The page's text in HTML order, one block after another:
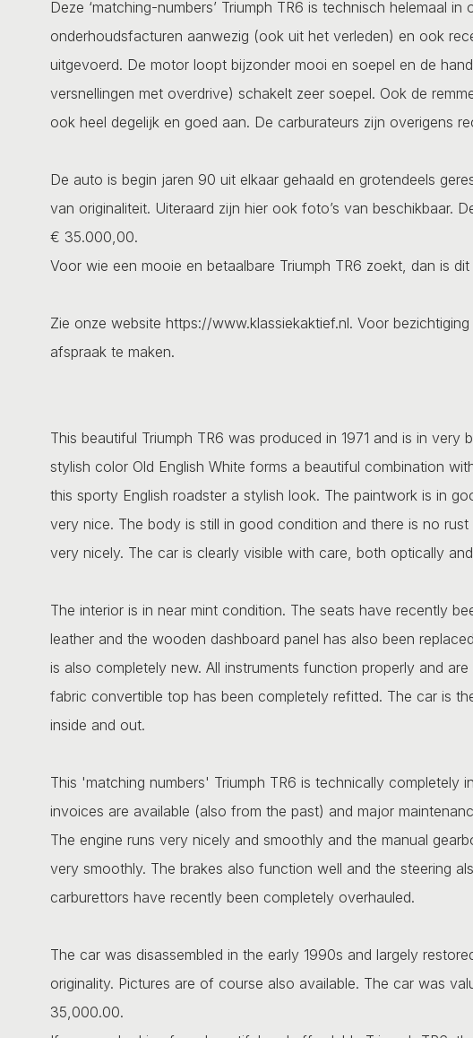
Deze ‘matching-numbers’ Triumph TR6 is technisch helemaal in
onderhoudsfacturen aanwezig (ook uit het verleden) en ook
uitgevoerd. De motor loopt bijzonder mooi en soepel en de
versnellingen met overdrive) schakelt zeer soepel. Ook de
ook heel degelijk en goed aan. De carburateurs zijn overigens
De auto is begin jaren 90 uit elkaar gehaald en grotendeels
van originaliteit. Uiteraard zijn hier ook foto’s van beschikbaar.
€ 35.000,00.
Voor wie een mooie en betaalbare Triumph TR6 zoekt, dan is
Zie onze website https://www.klassiekaktief.nl. Voor
afspraak te maken.
This beautiful Triumph TR6 was produced in 1971 and is in very
stylish color Old English White forms a beautiful combination
this sporty English roadster a stylish look. The paintwork is in
very nice. The body is still in good condition and there is no
very nicely. The car is clearly visible with care, both optically
The interior is in near mint condition. The seats have recently
leather and the wooden dashboard panel has also been
is also completely new. All instruments function properly and
fabric convertible top has been completely refitted. The car is
inside and out.
This 'matching numbers' Triumph TR6 is technically completely
invoices are available (also from the past) and major
The engine runs very nicely and smoothly and the manual
very smoothly. The brakes also function well and the steering
carburettors have recently been completely overhauled.
The car was disassembled in the early 1990s and largely
originality. Pictures are of course also available. The car was
35,000.00.